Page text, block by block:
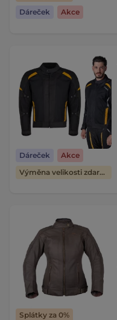
Dáreček
Akce
Dáreček
Akce
Výměna velikosti zdarma
Splátky za 0%